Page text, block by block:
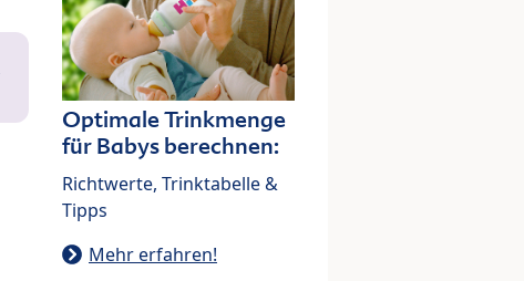
Optimale Trinkmenge
für Babys berechnen:
Richtwerte, Trinktabelle &
Tipps
Mehr erfahren!